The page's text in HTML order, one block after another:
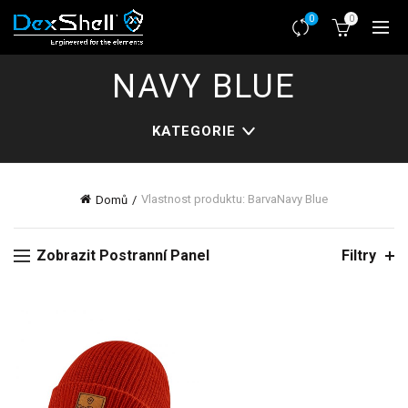
0 0
NAVY BLUE
KATEGORIE
Domů Vlastnost produktu: BarvaNavy Blue
Zobrazit Postranní Panel Filtry